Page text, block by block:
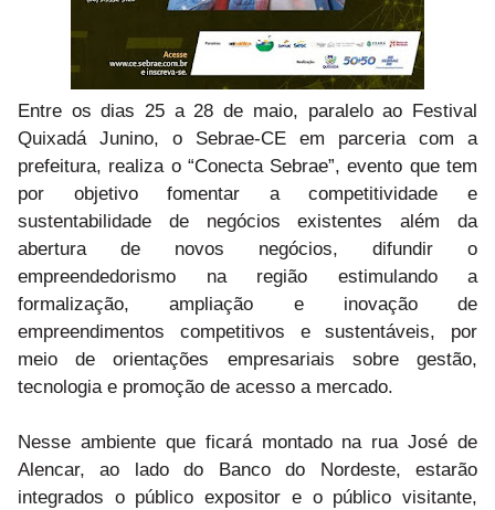
Entre os dias 25 a 28 de maio, paralelo ao Festival
Quixadá Junino, o Sebrae-CE em parceria com a
prefeitura, realiza o “Conecta Sebrae”, evento que tem
por objetivo fomentar a competitividade e
sustentabilidade de negócios existentes além da
abertura de novos negócios, difundir o
empreendedorismo na região estimulando a
formalização, ampliação e inovação de
empreendimentos competitivos e sustentáveis, por
meio de orientações empresariais sobre gestão,
tecnologia e promoção de acesso a mercado.
Nesse ambiente que ficará montado na rua José de
Alencar, ao lado do Banco do Nordeste, estarão
integrados o público expositor e o público visitante,